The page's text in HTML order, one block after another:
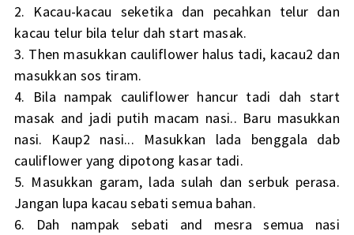
2. Kacau-kacau seketika dan pecahkan telur dan
kacau telur bila telur dah start masak.
3. Then masukkan cauliflower halus tadi, kacau2 dan
masukkan sos tiram.
4. Bila nampak cauliflower hancur tadi dah start
masak and jadi putih macam nasi.. Baru masukkan
nasi. Kaup2 nasi... Masukkan lada benggala dab
cauliflower yang dipotong kasar tadi.
5. Masukkan garam, lada sulah dan serbuk perasa.
Jangan lupa kacau sebati semua bahan.
6. Dah nampak sebati and mesra semua nasi